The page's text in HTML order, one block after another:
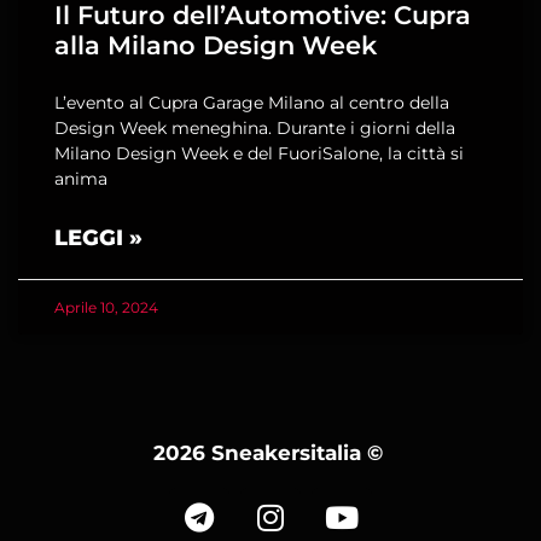
Il Futuro dell’Automotive: Cupra
alla Milano Design Week
L’evento al Cupra Garage Milano al centro della
Design Week meneghina. Durante i giorni della
Milano Design Week e del FuoriSalone, la città si
anima
LEGGI »
Aprile 10, 2024
2026 Sneakersitalia ©